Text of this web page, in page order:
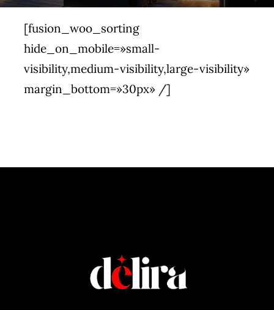
[fusion_woo_sorting
hide_on_mobile=»small-
visibility,medium-visibility,large-visibility»
margin_bottom=»30px» /]